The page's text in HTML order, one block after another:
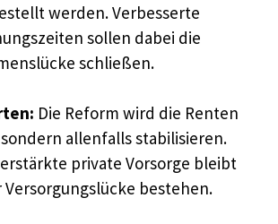
werden. Verbesserte
sollen dabei die
schließen.
Die Reform wird die Renten
allenfalls stabilisieren.
private Vorsorge bleibt
Versorgungslücke bestehen.